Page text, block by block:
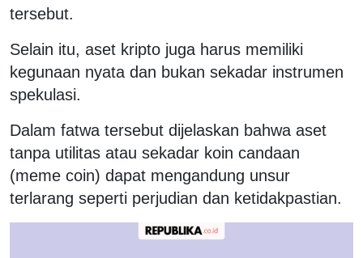
tersebut.
Selain itu, aset kripto juga harus memiliki
kegunaan nyata dan bukan sekadar instrumen
spekulasi.
Dalam fatwa tersebut dijelaskan bahwa aset
tanpa utilitas atau sekadar koin candaan
(meme coin) dapat mengandung unsur
terlarang seperti perjudian dan ketidakpastian.